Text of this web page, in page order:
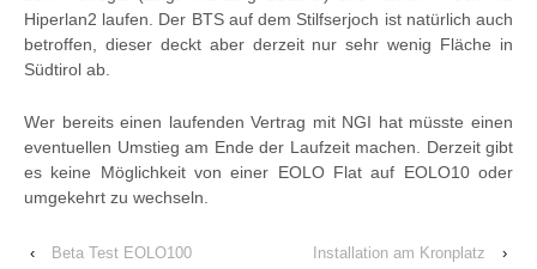
Hiperlan2 laufen. Der BTS auf dem Stilfserjoch ist natürlich auch
betroffen, dieser deckt aber derzeit nur sehr wenig Fläche in
Südtirol ab.
Wer bereits einen laufenden Vertrag mit NGI hat müsste einen
eventuellen Umstieg am Ende der Laufzeit machen. Derzeit gibt
es keine Möglichkeit von einer EOLO Flat auf EOLO10 oder
umgekehrt zu wechseln.
‹ Beta Test EOLO100 Installation am Kronplatz ›